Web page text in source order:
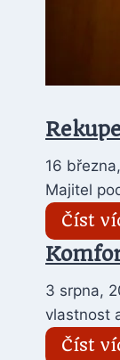
16
Majitel
Číst
3 srpna,
vlastnost
Číst